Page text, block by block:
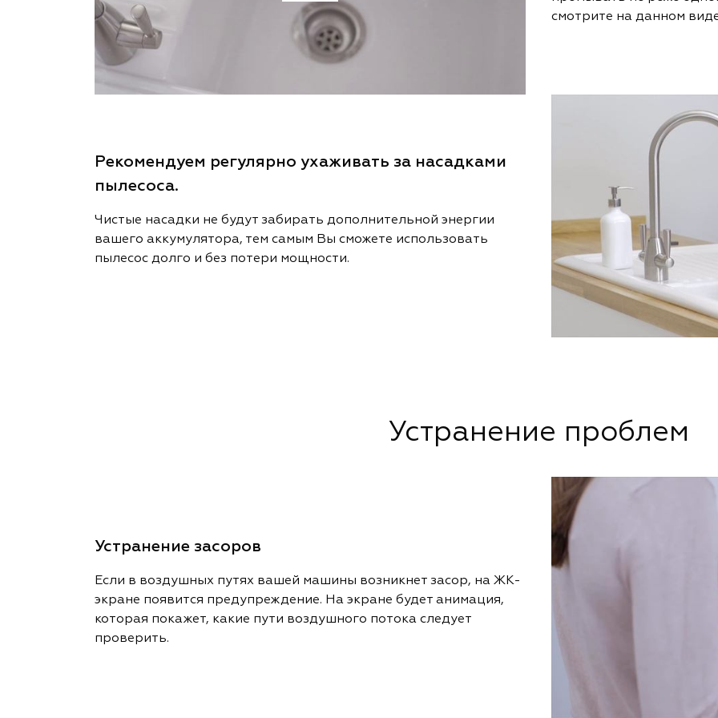
смотрите на данном
Рекомендуем регулярно ухаживать за насадками
пылесоса.
Чистые насадки не будут забирать дополнительной энергии
вашего аккумулятора, тем самым Вы сможете использовать
пылесос долго и без потери мощности.
Устранение проблем
Устранение засоров
Если в воздушных путях вашей машины возникнет засор, на ЖК-
экране появится предупреждение. На экране будет анимация,
которая покажет, какие пути воздушного потока следует
проверить.